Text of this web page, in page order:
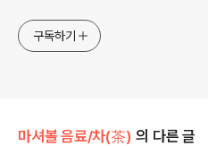
구독하기
마셔볼 음료/차(茶) 의 다른 글